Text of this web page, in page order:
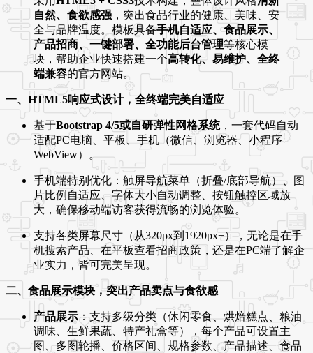
自然、食欲感强 ，突出食品行业的健康、美味、安
全与品牌温度。模板具备手机自适应、食品展示、
产品招商、一键部署、全功能后台管理等核心模
块，帮助企业快速搭建一个高转化、易维护、全终
端兼容的官方网站。
一、HTML5响应式设计，全终端完美自适应
基于Bootstrap 4/5或自研弹性网格系统，一套代码自动
适配PC电脑、平板、手机（微信、浏览器、小程序
WebView）。
手机端特别优化：触屏导航菜单（折叠/底部导航）、图
片比例自适应、字体大小自动调整、按钮触控区域放
大，确保移动端访客获得流畅的浏览体验。
支持各类屏幕尺寸（从320px到1920px+），无论是在手
机搜索产品、在平板查看招商政策，还是在PC端了解企
业实力，皆可完美呈现。
二、食品展示模块，突出产品卖点与食欲感
产品展示 ：支持多级分类（休闲零食、烘焙糕点、粮油
调味、生鲜果蔬、特产礼盒等），每个产品可设置主
图、多图轮播、价格区间、规格参数、产品描述、食品